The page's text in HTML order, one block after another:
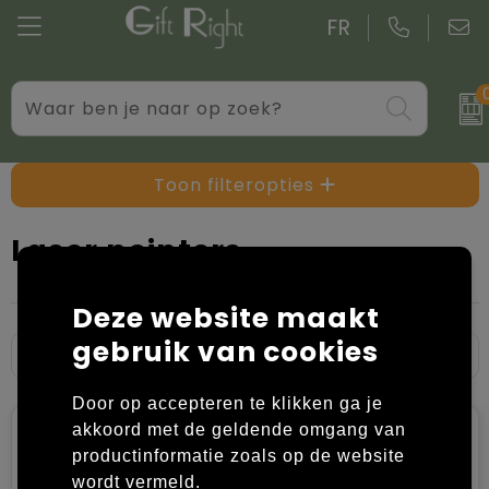
FR
Drinkwaren
Persoonlijke verzorging
Overige relatiegeschenken
Aktetassen
Boodschappentassen bedrukken
Katoenen draagtassen bedrukken
Koeltassen en Koelboxen
Koffers en trolleys
Blazers
Bodywarmers
Handschoenen en Sjaals
Kledingaccessoires
Overhemden bedrukken
Standaard kerstpakketten
Kerstpakketten op maat
Toon filteropties
Laser pointers
Deze website maakt
gebruik van cookies
Door op accepteren te klikken ga je
akkoord met de geldende omgang van
productinformatie zoals op de website
wordt vermeld.